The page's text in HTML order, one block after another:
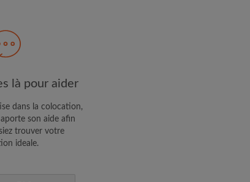
de la
et des mises à
là pour aider
dans la colocation,
son aide afin
trouver votre
ideale.